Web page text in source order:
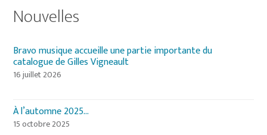
Primary
Sidebar
Nouvelles
Bravo musique accueille une partie importante du
catalogue de Gilles Vigneault
16 juillet 2026
À l’automne 2025…
15 octobre 2025